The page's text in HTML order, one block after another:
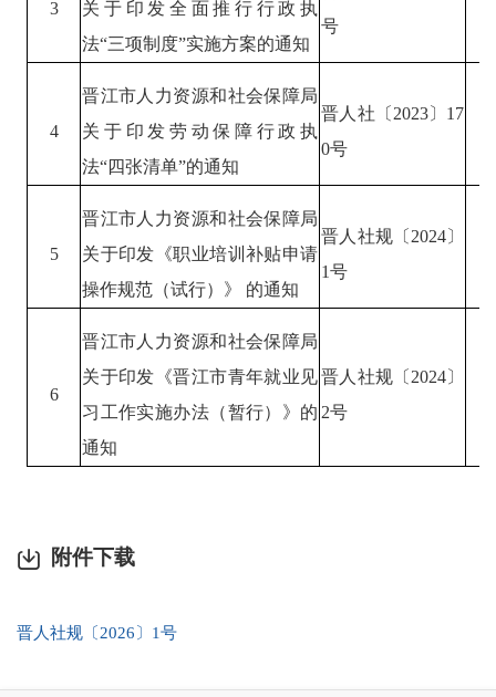
3
关于印发全面推行行政执
法“三项制度”实施方案的通知
号
4
晋江市人力资源和社会保障局
关于印发劳动保障行政执
法“四张清单”的通知
晋人社〔 2023〕 17
0号
5
晋江市人力资源和社会保障局
关于印发《职业培训补贴申请
操作规范（试行）》
的通知
晋人社规〔 2024〕
1号
6
晋江市人力资源和社会保障局
关于印发《晋江市青年就业见
习工作实施办法（暂行）》的
通知
晋人社规〔 2024〕
2号
附件下载
晋人社规〔2026〕1号